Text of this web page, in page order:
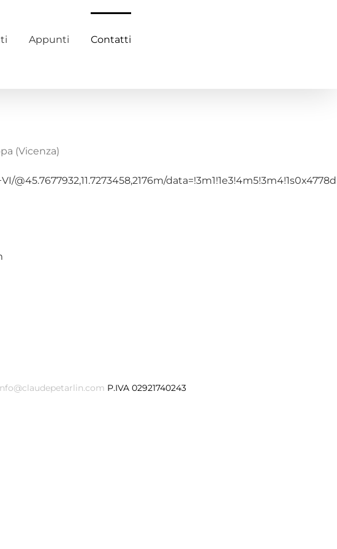
Appunti Contatti
(Vicenza)
P.IVA 02921740243